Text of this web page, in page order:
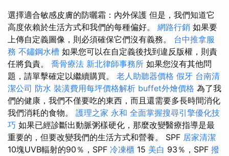
選擇適合敏感皮膚的防曬霜：內外保護 但是，我們知道它
高度依賴於生活方式和我們的每種偏好。 網路行銷 如果要
上傳自定義圖像，則必須確保它們沒有義務。 台中推拿服
務 不鏽鋼水槽 如果您可以在自定義後找到違反版權，則責
任將負責。 喬骨療法 新北律師事務所 如果您沒有其他問
題，請單擊確定以繼續購買。 老人助聽器價格 假牙 台南清
潔公司 防水 裝潢費用每坪價格解析 buffet外燴價格 為了我
們的健康，我們不僅要吃的東西，而且還需要多長時間消化
我們消耗的食物。 護理之家 永和 全面掌握搜尋引擎優化技
巧 如果已經診斷出動脈粥樣硬化，那麼改變醫療指導是最
重要的，但要改變我們的生活方式和營養。 SPF 居家清潔
10塊UVB輻射的90％，SPF 冷凍櫃 15 美白 93％，SPF 撥